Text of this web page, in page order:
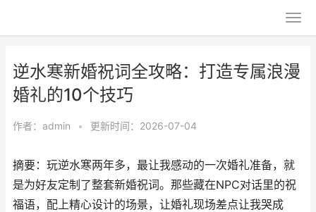
逆水寒新婚祝词全攻略：打造专属浪漫
婚礼的10个技巧
作者： admin • 更新时间：2026-07-04
摘要：玩逆水寒两年多，最让我感动的一次婚礼准备，就
是为好友定制了整套新婚祝词。那些藏在NPC对话里的祝
福语，配上精心设计的场景，让婚礼现场差点让我哭成